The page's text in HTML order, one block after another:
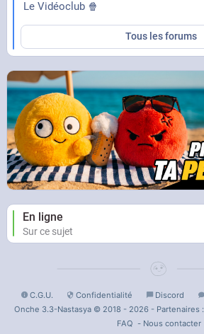
Le Vidéoclub 🍿
Tous les forums
En ligne
Sur ce sujet
C.G.U. Confidentialité Discord
Onche 3.3-Nastasya © 2018 - 2026 - Partenaires :
FAQ - Nous contacter